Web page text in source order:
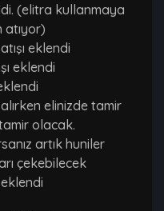
(elitra kullanmaya
atıyor)
eklendi
eklendi
elinizde tamir
olacak.
artık huniler
çekebilecek